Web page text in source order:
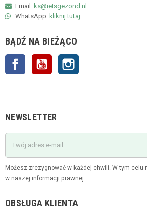
Email: ks@ietsgezond.nl
WhatsApp: kliknij tutaj
BĄDŹ NA BIEŻĄCO
Facebook YouTube
NEWSLETTER
Możesz zrezygnować w każdej chwili. W tym celu
w naszej informacji prawnej.
OBSŁUGA KLIENTA